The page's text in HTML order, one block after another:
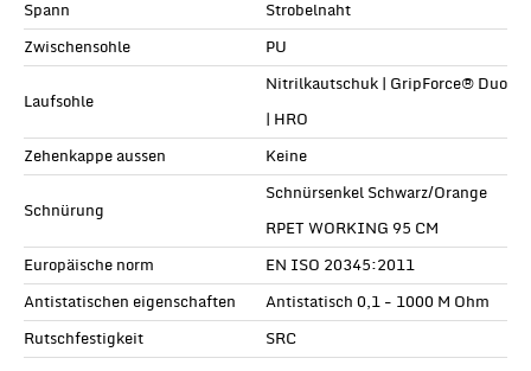
Spann
Strobelnaht
Zwischensohle
PU
Laufsohle
Nitrilkautschuk | GripForce® Duo
| HRO
Zehenkappe aussen
Keine
Schnürung
Schnürsenkel Schwarz/Orange
RPET WORKING 95 CM
Europäische norm
EN ISO 20345:2011
Antistatischen eigenschaften
Antistatisch 0,1 - 1000 M Ohm
Rutschfestigkeit
SRC